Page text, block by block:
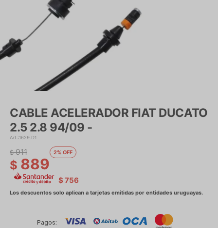
CABLE ACELERADOR FIAT DUCATO
2.5 2.8 94/09 -
1629.D1
$ 889
$ 911 2
$ 756
Pagos: